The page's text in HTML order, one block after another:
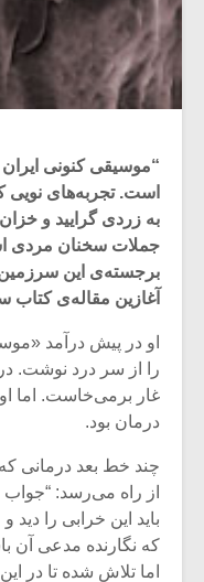
“موسیقی کنونی
است. تجربه‌های نویی
جملات سخنان مردی
برجسته‌ی این
آغازین مقاله‌ی کتاب
او در پیش درآمد
را از سر درد نوشت.
غار برمی‌خاست. اما
درمان بود.
چند خط بعد درمانی
از راه می‌رسد: “جواب
باید این خرابی را
که نگارنده مدعی آن
اما تلاش شده تا در